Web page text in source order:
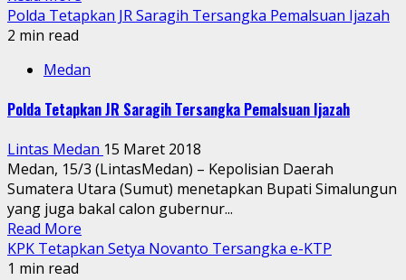
Polda Tetapkan JR Saragih Tersangka Pemalsuan Ijazah
2 min read
Medan
Polda Tetapkan JR Saragih Tersangka Pemalsuan Ijazah
Lintas Medan 15 Maret 2018
Medan, 15/3 (LintasMedan) – Kepolisian Daerah
Sumatera Utara (Sumut) menetapkan Bupati Simalungun
yang juga bakal calon gubernur...
Read More
KPK Tetapkan Setya Novanto Tersangka e-KTP
1 min read